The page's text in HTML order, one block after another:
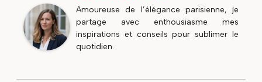
Amoureuse de l’élégance parisienne, je
partage avec enthousiasme mes
inspirations et conseils pour sublimer le
quotidien.